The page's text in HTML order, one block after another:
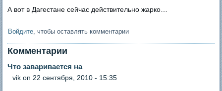
А вот в Дагестане сейчас действительно жарко…
Войдите , чтобы оставлять комментарии
Комментарии
Что заваривается на
vik on 22 сентября, 2010 - 15:35